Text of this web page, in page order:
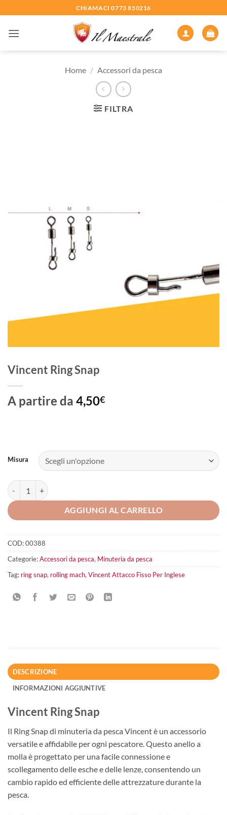
ai
contenuti
CHIAMACI 0773 850216
Home / Accessori da pesca
FILTRA
Vincent Ring Snap
A partire da 4,50€
Misura
Vincent Ring Snap quantità
AGGIUNGI AL CARRELLO
COD:00388
Categorie:Accessori da pesca, Minuteria da pesca
Tag: ring snap, rolling mach, Vincent Attacco Fisso Per Inglese
DESCRIZIONE
INFORMAZIONI AGGIUNTIVE
Vincent Ring Snap
Il Ring Snap di minuteria da pesca Vincent è un accessorio
versatile e affidabile per ogni pescatore. Questo anello a
molla è progettato per una facile connessione e
scollegamento delle esche e delle lenze, consentendo un
cambio rapido ed efficiente delle attrezzature durante la
pesca.